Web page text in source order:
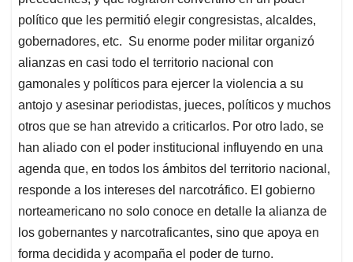
político que les permitió elegir congresistas, alcaldes,
gobernadores, etc. Su enorme poder militar organizó
alianzas en casi todo el territorio nacional con
gamonales y políticos para ejercer la violencia a su
antojo y asesinar periodistas, jueces, políticos y muchos
otros que se han atrevido a criticarlos. Por otro lado, se
han aliado con el poder institucional influyendo en una
agenda que, en todos los ámbitos del territorio nacional,
responde a los intereses del narcotráfico. El gobierno
norteamericano no solo conoce en detalle la alianza de
los gobernantes y narcotraficantes, sino que apoya en
forma decidida y acompaña el poder de turno.